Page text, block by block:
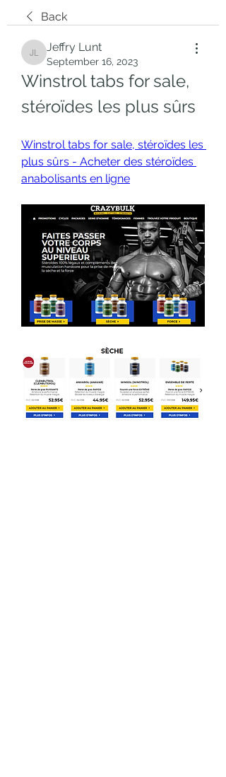
Back
Jeffry Lunt
Jeffry Lunt
September 16, 2023
Winstrol tabs for sale,
stéroïdes les plus sûrs
Winstrol tabs for sale, stéroïdes les
plus sûrs - Acheter des stéroïdes
anabolisants en ligne